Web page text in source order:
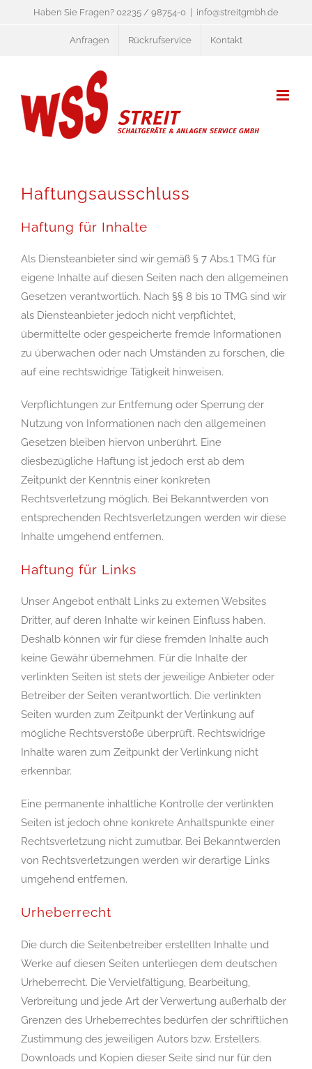
Haben Sie Fragen? 02235 / 98754-0 info@streitgmbh.de
Anfragen Rückrufservice Kontakt
Haftungsausschluss
Haftung für Inhalte
Als Diensteanbieter sind wir gemäß § 7 Abs.1 TMG für
eigene Inhalte auf diesen Seiten nach den allgemeinen
Gesetzen verantwortlich. Nach §§ 8 bis 10 TMG sind wir
als Diensteanbieter jedoch nicht verpflichtet,
übermittelte oder gespeicherte fremde Informationen
zu überwachen oder nach Umständen zu forschen, die
auf eine rechtswidrige Tätigkeit hinweisen.
Verpflichtungen zur Entfernung oder Sperrung der
Nutzung von Informationen nach den allgemeinen
Gesetzen bleiben hiervon unberührt. Eine
diesbezügliche Haftung ist jedoch erst ab dem
Zeitpunkt der Kenntnis einer konkreten
Rechtsverletzung möglich. Bei Bekanntwerden von
entsprechenden Rechtsverletzungen werden wir diese
Inhalte umgehend entfernen.
Haftung für Links
Unser Angebot enthält Links zu externen Websites
Dritter, auf deren Inhalte wir keinen Einfluss haben.
Deshalb können wir für diese fremden Inhalte auch
keine Gewähr übernehmen. Für die Inhalte der
verlinkten Seiten ist stets der jeweilige Anbieter oder
Betreiber der Seiten verantwortlich. Die verlinkten
Seiten wurden zum Zeitpunkt der Verlinkung auf
mögliche Rechtsverstöße überprüft. Rechtswidrige
Inhalte waren zum Zeitpunkt der Verlinkung nicht
erkennbar.
Eine permanente inhaltliche Kontrolle der verlinkten
Seiten ist jedoch ohne konkrete Anhaltspunkte einer
Rechtsverletzung nicht zumutbar. Bei Bekanntwerden
von Rechtsverletzungen werden wir derartige Links
umgehend entfernen.
Urheberrecht
Die durch die Seitenbetreiber erstellten Inhalte und
Werke auf diesen Seiten unterliegen dem deutschen
Urheberrecht. Die Vervielfältigung, Bearbeitung,
Verbreitung und jede Art der Verwertung außerhalb der
Grenzen des Urheberrechtes bedürfen der schriftlichen
Zustimmung des jeweiligen Autors bzw. Erstellers.
Downloads und Kopien dieser Seite sind nur für den